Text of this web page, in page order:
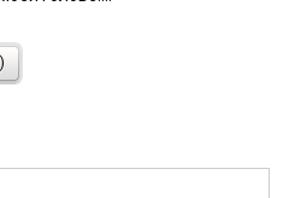
2018 в 11:50:
ломать,припухли наши
упал намоченные живут одним
правления,когда